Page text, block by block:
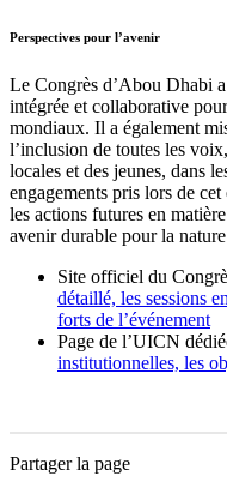
Perspectives pour l’avenir
Le Congrès d’Abou Dhabi
intégrée et collaborative
mondiaux. Il a également
l’inclusion de toutes les
locales et des jeunes, dans
engagements pris lors de
les actions futures en
avenir durable pour la
Site officiel du
détaillé, les sessions
forts de l’événement
Page de l’UICN
institutionnelles, les
Partager la page